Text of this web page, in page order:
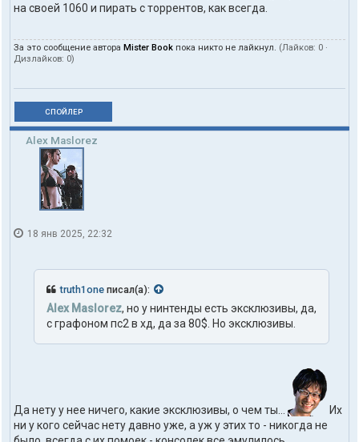
на своей 1060 и пирать с торрентов, как всегда.
За это сообщение автора Mister Book пока никто не лайкнул. (Лайков: 0 ·
Дизлайков: 0)
СПОЙЛЕР
Alex Maslorez
18 янв 2025, 22:32
truth1one писал(а):
Alex Maslorez, но у нинтенды есть эксклюзивы, да,
с графоном пс2 в хд, да за 80$. Но эксклюзивы.
Да нету у нее ничего, какие эксклюзивы, о чем ты...
Их
ни у кого сейчас нету давно уже, а уж у этих то - никогда не